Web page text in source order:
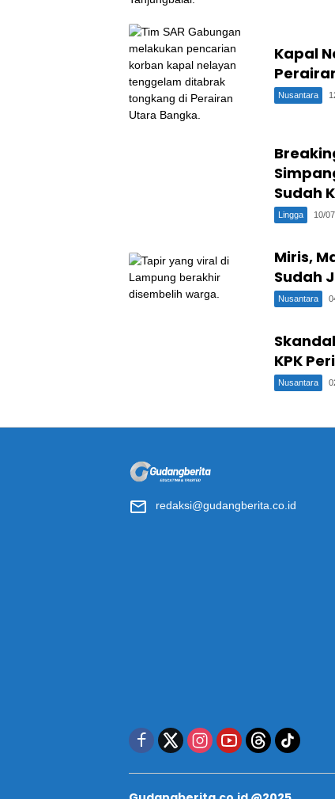
Kapal
Nusantara
Sudah
Lingga 10/
Miris,
Sudah
Nusantara
KPK
Nusantara
redaksi@gudangberita.co.id